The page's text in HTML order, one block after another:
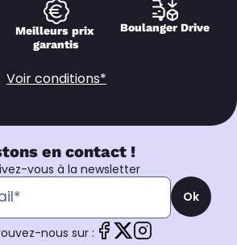
Meilleurs prix
garantis
Boulanger Drive
Voir conditions*
en contact !
vous à la newsletter
Ok
nous sur :